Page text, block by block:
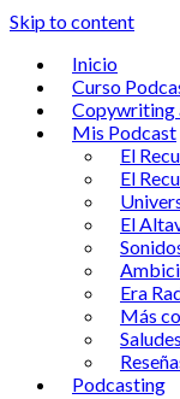
Skip to content
Inicio
Curso
Copywriting
Mis Podcast
El
El
El
Era
Más
Podcasting